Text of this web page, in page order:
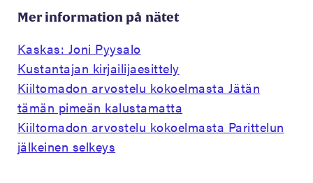
Mer information på nätet
Kaskas: Joni Pyysalo
Kustantajan kirjailijaesittely
Kiiltomadon arvostelu kokoelmasta Jätän
tämän pimeän kalustamatta
Kiiltomadon arvostelu kokoelmasta Parittelun
jälkeinen selkeys